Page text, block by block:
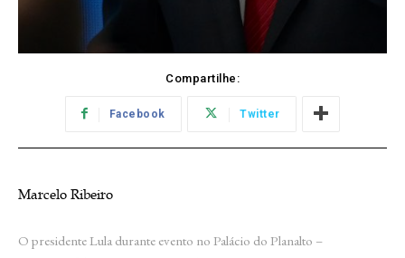
Compartilhe:
Facebook Twitter
Marcelo Ribeiro
O presidente Lula durante evento no Palácio do Planalto –